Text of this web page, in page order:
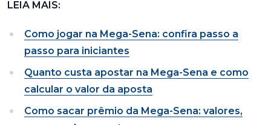
LEIA MAIS:
Como jogar na Mega-Sena: confira passo a
passo para iniciantes
Quanto custa apostar na Mega-Sena e como
calcular o valor da aposta
Como sacar prêmio da Mega-Sena: valores,